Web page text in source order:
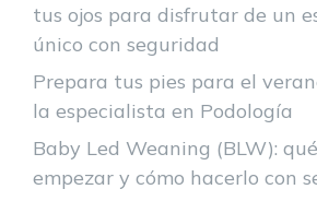
tus ojos para disfrutar de un
único con seguridad
Prepara tus pies para el
la especialista en Podología
Baby Led Weaning (BLW):
empezar y cómo hacerlo con